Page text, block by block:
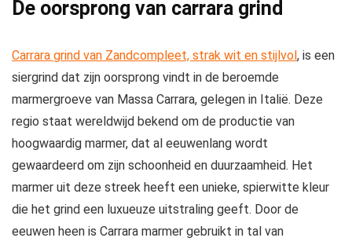
De oorsprong van carrara grind
Carrara grind van Zandcompleet, strak wit en stijlvol, is een
siergrind dat zijn oorsprong vindt in de beroemde
marmergroeve van Massa Carrara, gelegen in Italië. Deze
regio staat wereldwijd bekend om de productie van
hoogwaardig marmer, dat al eeuwenlang wordt
gewaardeerd om zijn schoonheid en duurzaamheid. Het
marmer uit deze streek heeft een unieke, spierwitte kleur
die het grind een luxueuze uitstraling geeft. Door de
eeuwen heen is Carrara marmer gebruikt in tal van